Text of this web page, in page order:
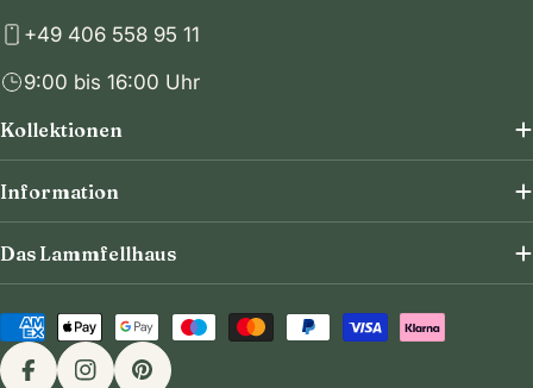
+49 406 558 95 11
9:00 bis 16:00 Uhr
Kollektionen
Information
Das Lammfellhaus
Zahlungsmethoden